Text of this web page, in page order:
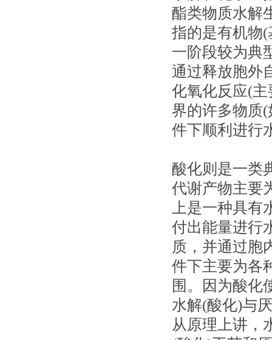
酯类物质水解
指的是有机物
一阶段较为典
通过释放胞外
化氧化反应(
界的许多物质
件下顺利进行
酸化则是一类
代谢产物主要
上是一种具
付出能量进行
质，并通过胞
件下主要为各
围。因为酸化
水解(酸化)与
从原理上讲，